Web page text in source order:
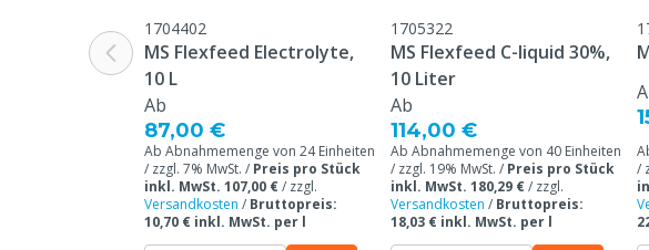
bei, Vitamin B8 (Biotin); trägt
normalen Energiestoffwechsel
Vitamin B8 (Biotin); trägt zur
von normalem Haar, Fell und
Vitamin B8 (Biotin); Trägt zur
Aufrechterhaltung der
und Schleimhäute bei, Zink;
Aufrechterhaltung des
Fell und Federn bei, Zink; hat
1704402
MS Flexfeed Electrolyte,
10 L
Ab
87,00 €
Ab Abnahmemenge von 24 Einheiten
/ zzgl. 7% MwSt. / Preis pro Stück
inkl. MwSt. 107,00 €/ zzgl.
Versandkosten / Bruttopreis:
10,70 € inkl. MwSt. per l
1705322
MS Flexfeed C-liquid 30%,
10 Liter
Ab
114,00 €
Ab Abnahmemenge von 40 Einheiten
/ zzgl. 19% MwSt. / Preis pro Stück
inkl. MwSt. 180,29 €/ zzgl.
Versandkosten / Bruttopreis:
18,03 € inkl. MwSt. per l
/